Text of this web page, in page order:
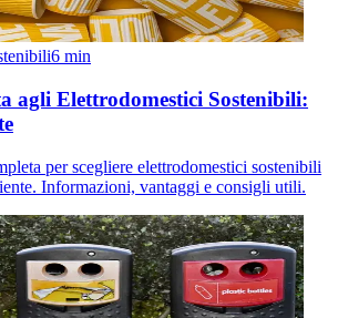
6 min
agli Elettrodomestici Sostenibili:
per scegliere elettrodomestici sostenibili
Informazioni, vantaggi e consigli utili.